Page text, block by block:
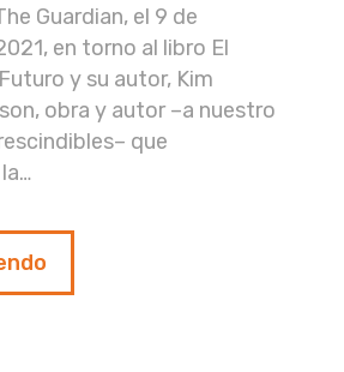
Guardian, el 9 de
en torno al libro El
y su autor, Kim
obra y autor –a nuestro
que